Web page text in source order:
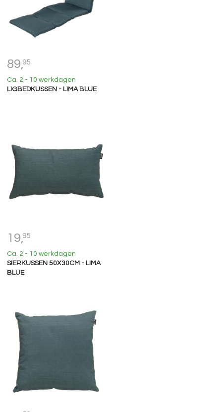
89,95
Ca. 2 - 10 werkdagen
LIGBEDKUSSEN - LIMA BLUE
19,95
Ca. 2 - 10 werkdagen
SIERKUSSEN 50X30CM - LIMA
BLUE